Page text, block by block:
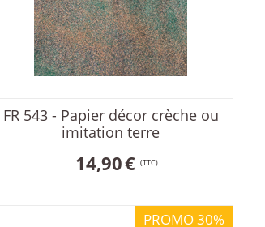
FR 543 - Papier décor crèche ou
imitation terre
14,90€ (TTC)
PROMO 30%